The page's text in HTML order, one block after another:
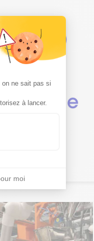
:
ne sait pas si
à lancer.
moi